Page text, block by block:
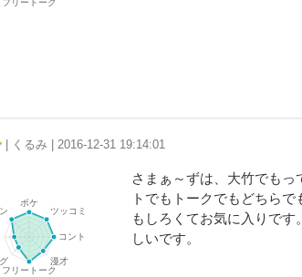
| くるみ | 2016-12-31 19:14:01
さまぁ～ずは、大竹でも
トでもトークでもどちら
もしろくてお気に入りで
しいです。